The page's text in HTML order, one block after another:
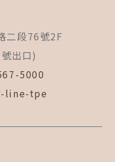
二段76號2F
出口)
5000
line-tpe